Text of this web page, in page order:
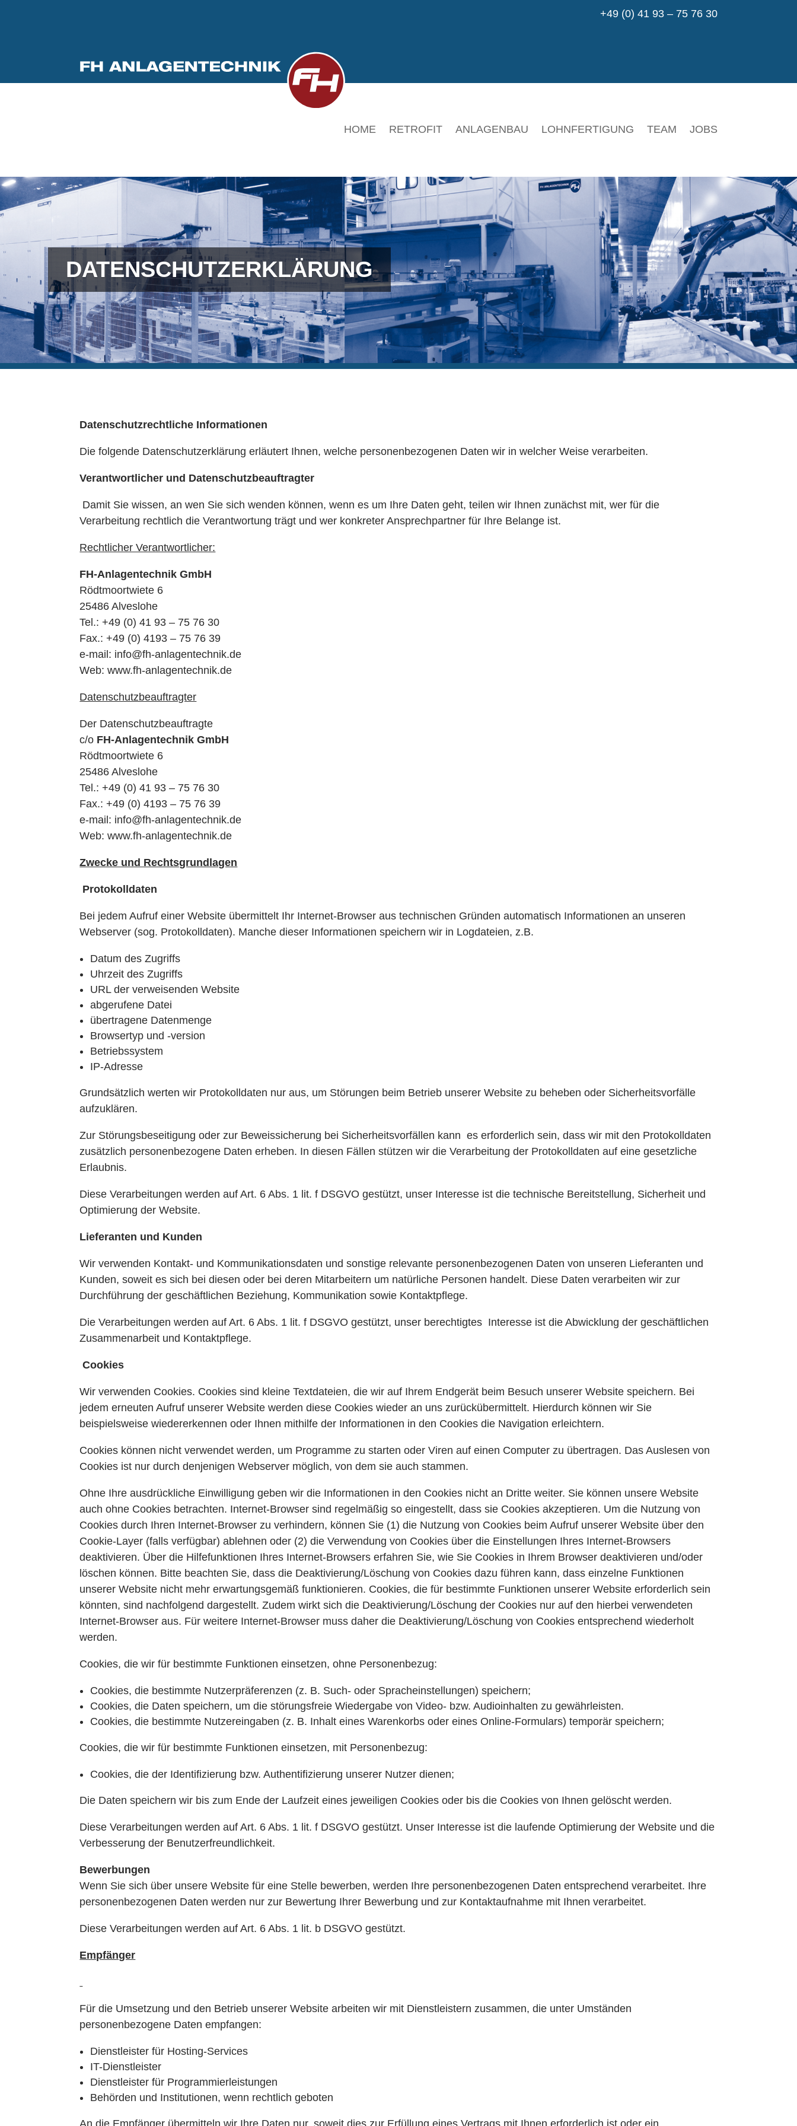
+49 (0) 41 93 – 75 76 30
HOME RETROFIT ANLAGENBAU LOHNFERTIGUNG TEAM JOBS
DATENSCHUTZERKLÄRUNG
Datenschutzrechtliche Informationen
Die folgende Datenschutzerklärung erläutert Ihnen, welche personenbezogenen Daten wir in welcher Weise verarbeiten.
Verantwortlicher und Datenschutzbeauftragter
Damit Sie wissen, an wen Sie sich wenden können, wenn es um Ihre Daten geht, teilen wir Ihnen zunächst mit, wer für die
Verarbeitung rechtlich die Verantwortung trägt und wer konkreter Ansprechpartner für Ihre Belange ist.
Rechtlicher Verantwortlicher:
FH-Anlagentechnik GmbH
Rödtmoortwiete 6
25486 Alveslohe
Tel.: +49 (0) 41 93 – 75 76 30
Fax.: +49 (0) 4193 – 75 76 39
e-mail: info@fh-anlagentechnik.de
Web: www.fh-anlagentechnik.de
Datenschutzbeauftragter
Der Datenschutzbeauftragte
c/o FH-Anlagentechnik GmbH
Rödtmoortwiete 6
25486 Alveslohe
Tel.: +49 (0) 41 93 – 75 76 30
Fax.: +49 (0) 4193 – 75 76 39
e-mail: info@fh-anlagentechnik.de
Web: www.fh-anlagentechnik.de
Zwecke und Rechtsgrundlagen
Protokolldaten
Bei jedem Aufruf einer Website übermittelt Ihr Internet-Browser aus technischen Gründen automatisch Informationen an unseren
Webserver (sog. Protokolldaten). Manche dieser Informationen speichern wir in Logdateien, z.B.
Datum des Zugriffs
Uhrzeit des Zugriffs
URL der verweisenden Website
abgerufene Datei
übertragene Datenmenge
Browsertyp und -version
Betriebssystem
IP-Adresse
Grundsätzlich werten wir Protokolldaten nur aus, um Störungen beim Betrieb unserer Website zu beheben oder Sicherheitsvorfälle
aufzuklären.
Zur Störungsbeseitigung oder zur Beweissicherung bei Sicherheitsvorfällen kann es erforderlich sein, dass wir mit den Protokolldaten
zusätzlich personenbezogene Daten erheben. In diesen Fällen stützen wir die Verarbeitung der Protokolldaten auf eine gesetzliche
Erlaubnis.
Diese Verarbeitungen werden auf Art. 6 Abs. 1 lit. f DSGVO gestützt, unser Interesse ist die technische Bereitstellung, Sicherheit und
Optimierung der Website.
Lieferanten und Kunden
Wir verwenden Kontakt- und Kommunikationsdaten und sonstige relevante personenbezogenen Daten von unseren Lieferanten und
Kunden, soweit es sich bei diesen oder bei deren Mitarbeitern um natürliche Personen handelt. Diese Daten verarbeiten wir zur
Durchführung der geschäftlichen Beziehung, Kommunikation sowie Kontaktpflege.
Die Verarbeitungen werden auf Art. 6 Abs. 1 lit. f DSGVO gestützt, unser berechtigtes Interesse ist die Abwicklung der geschäftlichen
Zusammenarbeit und Kontaktpflege.
Cookies
Wir verwenden Cookies. Cookies sind kleine Textdateien, die wir auf Ihrem Endgerät beim Besuch unserer Website speichern. Bei
jedem erneuten Aufruf unserer Website werden diese Cookies wieder an uns zurückübermittelt. Hierdurch können wir Sie
beispielsweise wiedererkennen oder Ihnen mithilfe der Informationen in den Cookies die Navigation erleichtern.
Cookies können nicht verwendet werden, um Programme zu starten oder Viren auf einen Computer zu übertragen. Das Auslesen von
Cookies ist nur durch denjenigen Webserver möglich, von dem sie auch stammen.
Ohne Ihre ausdrückliche Einwilligung geben wir die Informationen in den Cookies nicht an Dritte weiter. Sie können unsere Website
auch ohne Cookies betrachten. Internet-Browser sind regelmäßig so eingestellt, dass sie Cookies akzeptieren. Um die Nutzung von
Cookies durch Ihren Internet-Browser zu verhindern, können Sie (1) die Nutzung von Cookies beim Aufruf unserer Website über den
Cookie-Layer (falls verfügbar) ablehnen oder (2) die Verwendung von Cookies über die Einstellungen Ihres Internet-Browsers
deaktivieren. Über die Hilfefunktionen Ihres Internet-Browsers erfahren Sie, wie Sie Cookies in Ihrem Browser deaktivieren und/oder
löschen können. Bitte beachten Sie, dass die Deaktivierung/Löschung von Cookies dazu führen kann, dass einzelne Funktionen
unserer Website nicht mehr erwartungsgemäß funktionieren. Cookies, die für bestimmte Funktionen unserer Website erforderlich sein
könnten, sind nachfolgend dargestellt. Zudem wirkt sich die Deaktivierung/Löschung der Cookies nur auf den hierbei verwendeten
Internet-Browser aus. Für weitere Internet-Browser muss daher die Deaktivierung/Löschung von Cookies entsprechend wiederholt
werden.
Cookies, die wir für bestimmte Funktionen einsetzen, ohne Personenbezug:
Cookies, die bestimmte Nutzerpräferenzen (z. B. Such- oder Spracheinstellungen) speichern;
Cookies, die Daten speichern, um die störungsfreie Wiedergabe von Video- bzw. Audioinhalten zu gewährleisten.
Cookies, die bestimmte Nutzereingaben (z. B. Inhalt eines Warenkorbs oder eines Online-Formulars) temporär speichern;
Cookies, die wir für bestimmte Funktionen einsetzen, mit Personenbezug:
Cookies, die der Identifizierung bzw. Authentifizierung unserer Nutzer dienen;
Die Daten speichern wir bis zum Ende der Laufzeit eines jeweiligen Cookies oder bis die Cookies von Ihnen gelöscht werden.
Diese Verarbeitungen werden auf Art. 6 Abs. 1 lit. f DSGVO gestützt. Unser Interesse ist die laufende Optimierung der Website und die
Verbesserung der Benutzerfreundlichkeit.
Bewerbungen
Wenn Sie sich über unsere Website für eine Stelle bewerben, werden Ihre personenbezogenen Daten entsprechend verarbeitet. Ihre
personenbezogenen Daten werden nur zur Bewertung Ihrer Bewerbung und zur Kontaktaufnahme mit Ihnen verarbeitet.
Diese Verarbeitungen werden auf Art. 6 Abs. 1 lit. b DSGVO gestützt.
Empfänger
Für die Umsetzung und den Betrieb unserer Website arbeiten wir mit Dienstleistern zusammen, die unter Umständen
personenbezogene Daten empfangen:
Dienstleister für Hosting-Services
IT-Dienstleister
Dienstleister für Programmierleistungen
Behörden und Institutionen, wenn rechtlich geboten
An die Empfänger übermitteln wir Ihre Daten nur, soweit dies zur Erfüllung eines Vertrags mit Ihnen erforderlich ist oder ein